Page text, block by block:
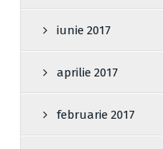
iunie 2017
aprilie 2017
februarie 2017